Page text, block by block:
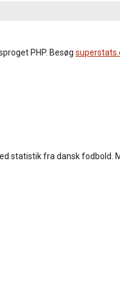
PHP. Besøg
statistik fra dansk fodbold.